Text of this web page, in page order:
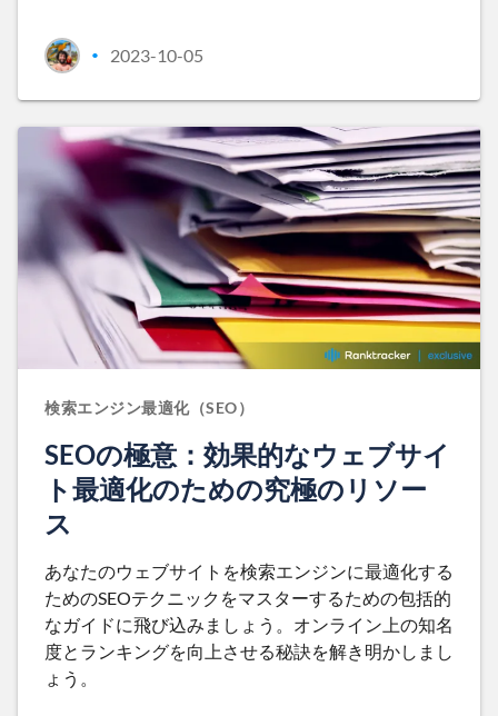
• 2023-10-05
検索エンジン最適化（SEO）
SEOの極意：効果的なウェブサイ
ト最適化のための究極のリソー
ス
あなたのウェブサイトを検索エンジンに最適化する
ためのSEOテクニックをマスターするための包括的
なガイドに飛び込みましょう。オンライン上の知名
度とランキングを向上させる秘訣を解き明かしまし
ょう。